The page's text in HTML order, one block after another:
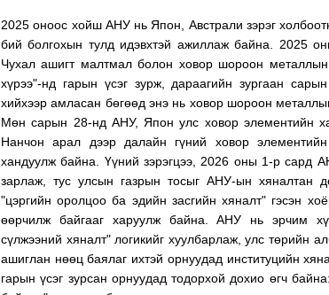
2025 оноос хойш АНУ нь Япон, Австрали зэрэг
бий болгохын тулд идэвхтэй ажиллаж байна. 2025
Чухал ашигт малтмал болон ховор шороон
хүрээ"-нд гарын үсэг зурж, дараагийн зургаан
хийхээр амласан бөгөөд энэ нь ховор шороон
Мөн сарын 28-нд АНУ, Япон улс ховор элементийн
Нанчон арал дээр далайн гүний ховор
хандуулж байна. Үүний зэрэгцээ, 2026 оны 1-р сард
зарлаж, тус улсын газрын тосыг АНУ-ын хяналтан
"цэргийн оролцоо ба эдийн засгийн хяналт" гэсэн
өөрчилж байгааг харуулж байна. АНУ нь эрчим
сүлжээний хяналт" логикийг хуулбарлаж, улс төрийн
ашиглан нөөц баялаг ихтэй орнуудад институцийн
гарын үсэг зурсан орнуудад тодорхой дохио өгч